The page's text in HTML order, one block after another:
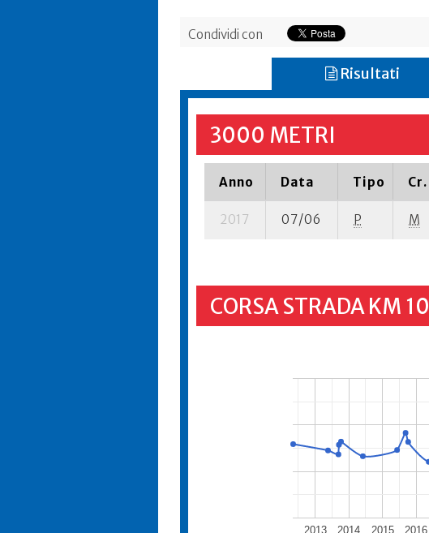
Condividi con
Risultati
3000 METRI
Anno Data Tipo Cr.
2017 07/06 P M
CORSA STRADA KM 10
2013 2014 2015 2016